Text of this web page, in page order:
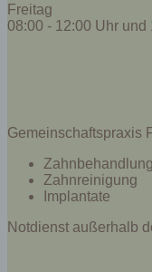
Freitag
08:00 - 12:00 Uhr und
Gemeinschaftspraxis
Zahnbehandlung
Zahnreinigung
Implantate
Notdienst außerhalb